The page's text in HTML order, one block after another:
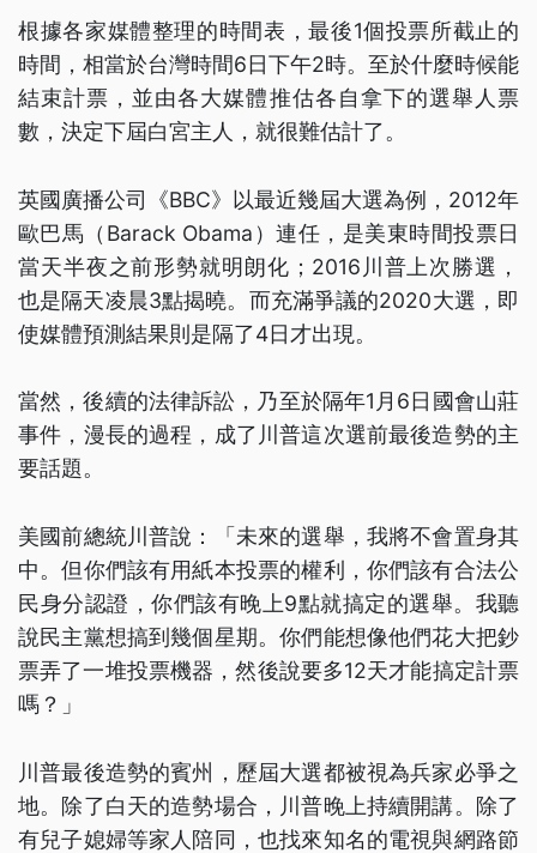
根據各家媒體整理的時間表，最後1個投票所截止的
時間，相當於台灣時間6日下午2時。至於什麼時候能
結束計票，並由各大媒體推估各自拿下的選舉人票
數，決定下屆白宮主人，就很難估計了。
英國廣播公司《BBC》以最近幾屆大選為例，2012年
歐巴馬（Barack Obama）連任，是美東時間投票日
當天半夜之前形勢就明朗化；2016川普上次勝選，
也是隔天凌晨3點揭曉。而充滿爭議的2020大選，即
使媒體預測結果則是隔了4日才出現。
當然，後續的法律訴訟，乃至於隔年1月6日國會山莊
事件，漫長的過程，成了川普這次選前最後造勢的主
要話題。
美國前總統川普說：「未來的選舉，我將不會置身其
中。但你們該有用紙本投票的權利，你們該有合法公
民身分認證，你們該有晚上9點就搞定的選舉。我聽
說民主黨想搞到幾個星期。你們能想像他們花大把鈔
票弄了一堆投票機器，然後說要多12天才能搞定計票
嗎？」
川普最後造勢的賓州，歷屆大選都被視為兵家必爭之
地。除了白天的造勢場合，川普晚上持續開講。除了
有兒子媳婦等家人陪同，也找來知名的電視與網路節